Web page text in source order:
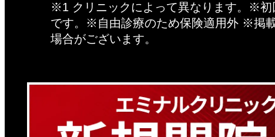
※1 クリニックによって異なります。※初
です。※自由診療のため保険適用外 ※掲
場合がございます。